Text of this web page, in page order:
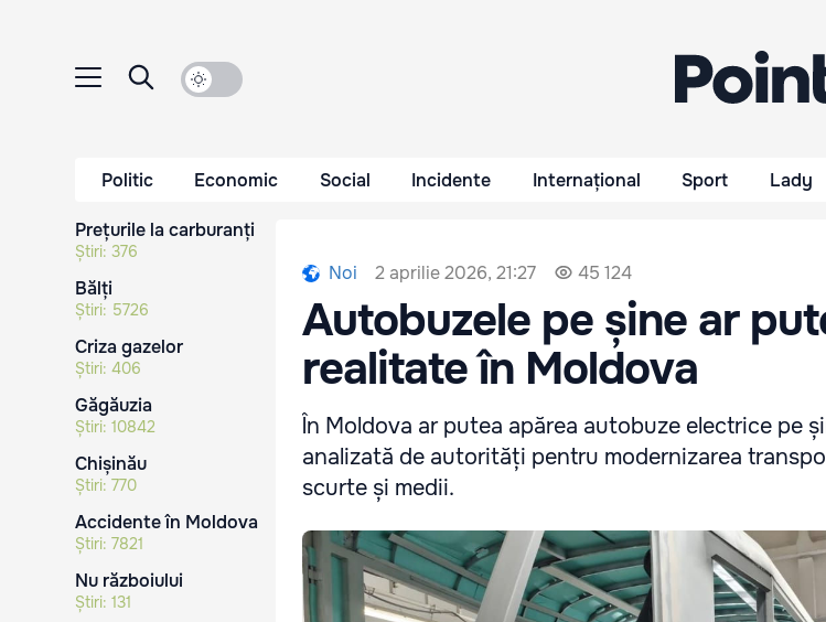
Politic Economic Social Incidente Internațional Sport Lady
Prețurile la carburanți
Știri: 376
Bălți
Știri: 5726
Criza gazelor
Știri: 406
Găgăuzia
Știri: 10842
Chișinău
Știri: 770
Accidente în Moldova
Știri: 7821
Nu războiului
Știri: 131
Noi 2 aprilie 2026, 21:27 45 124
Autobuzele pe șine ar
realitate în Moldova
În Moldova ar putea apărea autobuze electrice pe
analizată de autorități pentru modernizarea
scurte și medii.